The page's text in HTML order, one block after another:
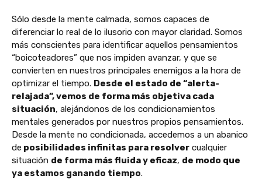
Sólo desde la mente calmada, somos capaces de
diferenciar lo real de lo ilusorio con mayor claridad. Somos
más conscientes para identificar aquellos pensamientos
“boicoteadores” que nos impiden avanzar, y que se
convierten en nuestros principales enemigos a la hora de
optimizar el tiempo. Desde el estado de “alerta-
relajada”, vemos de forma más objetiva cada
situación, alejándonos de los condicionamientos
mentales generados por nuestros propios pensamientos.
Desde la mente no condicionada, accedemos a un abanico
de posibilidades infinitas para resolver cualquier
situación de forma más fluida y eficaz, de modo que
ya estamos ganando tiempo.